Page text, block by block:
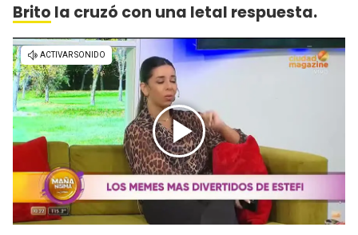
Brito la cruzó con una letal respuesta.